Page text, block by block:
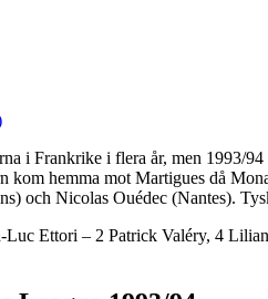
i Frankrike i flera år, men 1993/
kom hemma mot Martigues då
och Nicolas Ouédec (Nantes).
Luc Ettori – 2 Patrick Valéry, 4